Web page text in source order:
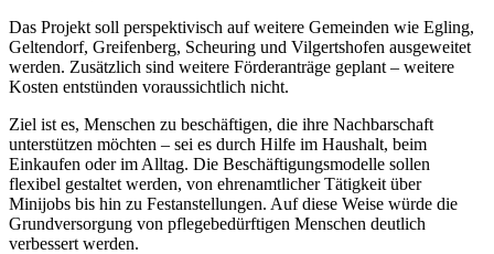
Das Projekt soll perspektivisch auf weitere Gemeinden wie Egling,
Geltendorf, Greifenberg, Scheuring und Vilgertshofen ausgeweitet
werden. Zusätzlich sind weitere Förderanträge geplant – weitere
Kosten entstünden voraussichtlich nicht.
Ziel ist es, Menschen zu beschäftigen, die ihre Nachbarschaft
unterstützen möchten – sei es durch Hilfe im Haushalt, beim
Einkaufen oder im Alltag. Die Beschäftigungsmodelle sollen
flexibel gestaltet werden, von ehrenamtlicher Tätigkeit über
Minijobs bis hin zu Festanstellungen. Auf diese Weise würde die
Grundversorgung von pflegebedürftigen Menschen deutlich
verbessert werden.